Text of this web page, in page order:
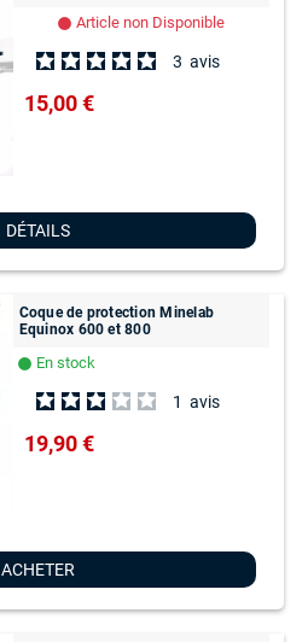
lens Article non Disponible
3 avis
15,00 €
DÉTAILS
Coque de protection Minelab
Equinox 600 et 800
lens En stock
1 avis
19,90 €
ACHETER